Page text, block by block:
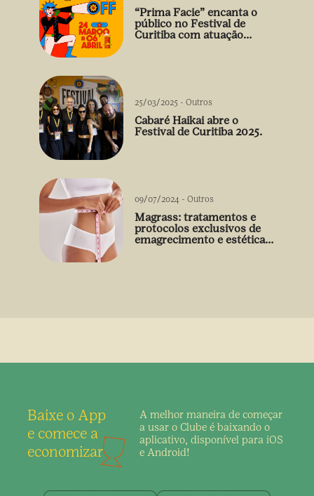
“Prima Facie” encanta o
público no Festival de
Curitiba com atuação
25/03/2025 - Outros
Cabaré Haikai abre o
Festival de Curitiba 2025.
09/07/2024 - Outros
Magrass: tratamentos e
protocolos exclusivos de
emagrecimento e estética
Baixe o App
e comece a
economizar
A melhor maneira de começar
a usar o Clube é baixando o
aplicativo, disponível para iOS
e Android!